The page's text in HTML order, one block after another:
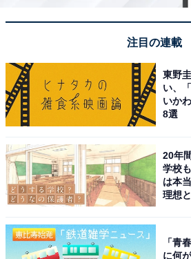
同率1位、1人目はタレントで2男3
んです。忙しい芸能活動の合間に
資格を取得して話題を呼びました。
最近では子育てや育児系の講演の
かして保育や教育についての講演
広げています。
自身のSNSでは家族写真を顔出し
出かけショットや誕生日、長期休
公開。妻への惚気をこぼすなど、愛
注目の連載
東野
い、
いか
8選
20年
学校
は本
理想
「青
に何